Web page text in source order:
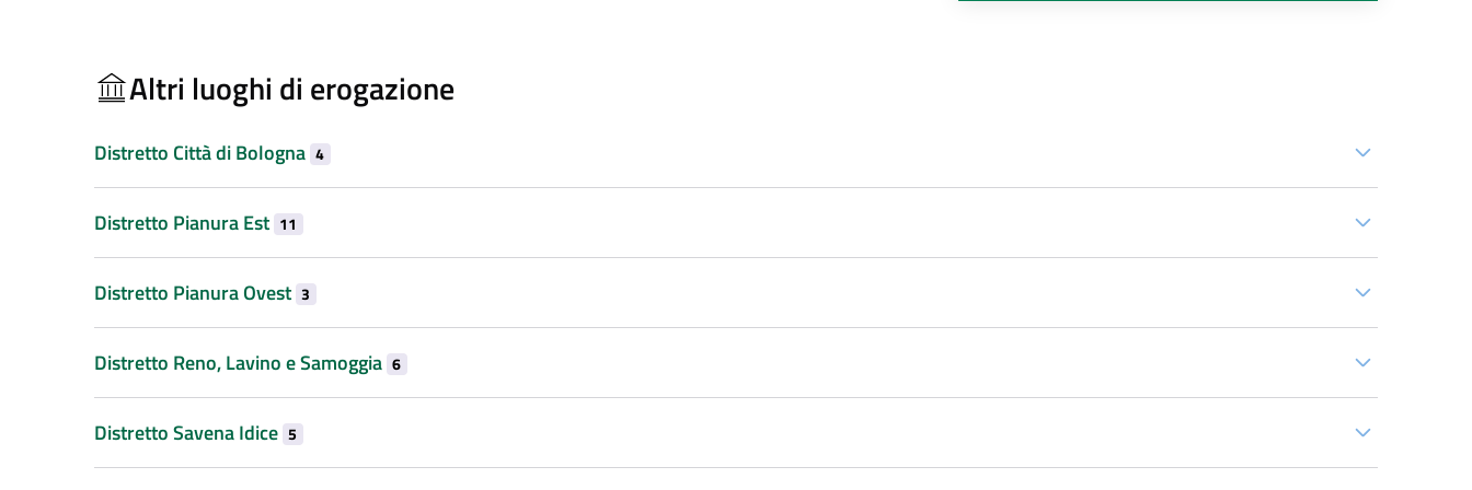
Altri luoghi di erogazione
Distretto Città di Bologna 4
Distretto Pianura Est 11
Distretto Pianura Ovest 3
Distretto Reno, Lavino e Samoggia 6
Distretto Savena Idice 5